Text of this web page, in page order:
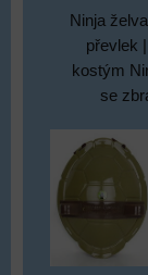
Ninja
převlek
kostým
se